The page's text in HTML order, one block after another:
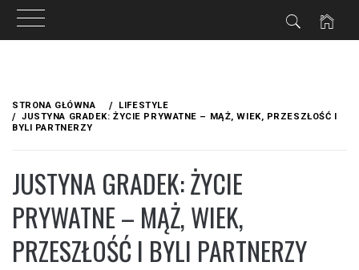
treści
STRONA GŁÓWNA
LIFESTYLE
JUSTYNA GRADEK: ŻYCIE PRYWATNE – MĄŻ, WIEK, PRZESZŁOŚĆ I
BYLI PARTNERZY
JUSTYNA GRADEK: ŻYCIE
PRYWATNE – MĄŻ, WIEK,
PRZESZŁOŚĆ I BYLI PARTNERZY